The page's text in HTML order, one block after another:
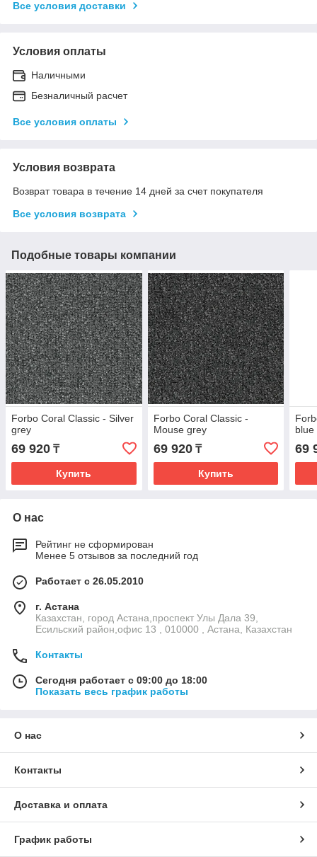
Все условия доставки
Условия оплаты
Наличными
Безналичный расчет
Все условия оплаты
Условия возврата
Возврат товара в течение 14 дней за счет покупателя
Все условия возврата
Подобные товары компании
Forbo Coral Classic - Silver
grey
69 920 ₸
Купить
Forbo Coral Classic -
Mouse grey
69 920₸
Купить
blue
69
О нас
Рейтинг не сформирован
Менее 5 отзывов за последний год
Работает с 26.05.2010
г. Астана
Казахстан, город Астана,проспект Улы Дала 39,
Есильский район,офис 13 , 010000 , Астана, Казахстан
Контакты
Сегодня работает с 09:00 до 18:00
Показать весь график работы
О нас
Контакты
Доставка и оплата
График работы